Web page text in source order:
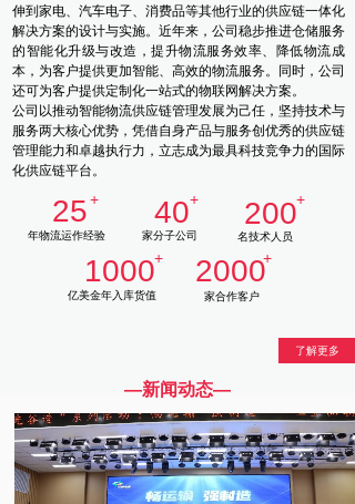
伸到家电、汽车电子、消费品等其他行业的供应链一体化
解决方案的设计与实施。近年来，公司稳步推进仓储服务
的智能化升级与改造，提升物流服务效率、降低物流成
本，为客户提供更加智能、高效的物流服务。同时，公司
还可为客户提供定制化一站式的物联网解决方案。
公司以推动智能物流供应链管理发展为己任，坚持技术与
服务两大核心优势，凭借自身产品与服务创优秀的供应链
管理能力和卓越执行力，立志成为最具科技竞争力的国际
化供应链平台。
+ +
+
25 40 200
家分子公司
年物流运作经验 名技术人员
+ +
1000 2000
亿美金年入库货值 家合作客户
了解更多
—新闻动态—